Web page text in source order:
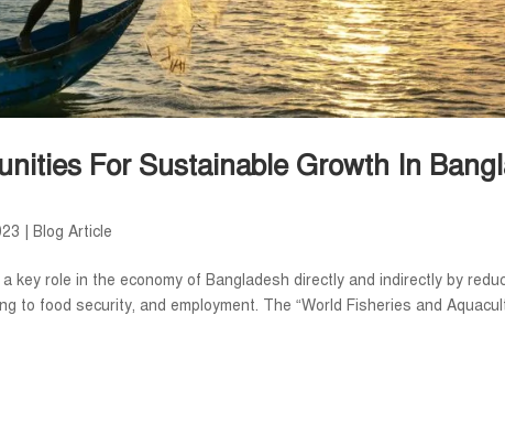
For Sustainable Growth In
Blog Article
key role in the economy of Bangladesh directly and indirectly by
to food security, and employment. The “World Fisheries and